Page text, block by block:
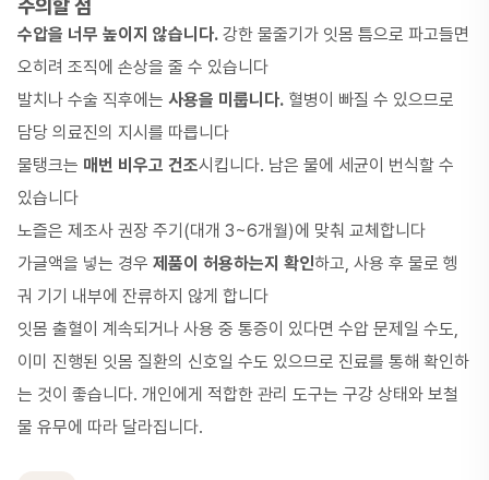
주의할 점
수압을 너무 높이지 않습니다. 강한 물줄기가 잇몸 틈으로 파고들면
오히려 조직에 손상을 줄 수 있습니다
발치나 수술 직후에는 사용을 미룹니다. 혈병이 빠질 수 있으므로
담당 의료진의 지시를 따릅니다
물탱크는 매번 비우고 건조시킵니다. 남은 물에 세균이 번식할 수
있습니다
노즐은 제조사 권장 주기(대개 3~6개월)에 맞춰 교체합니다
가글액을 넣는 경우 제품이 허용하는지 확인하고, 사용 후 물로 헹
궈 기기 내부에 잔류하지 않게 합니다
잇몸 출혈이 계속되거나 사용 중 통증이 있다면 수압 문제일 수도,
이미 진행된 잇몸 질환의 신호일 수도 있으므로 진료를 통해 확인하
는 것이 좋습니다. 개인에게 적합한 관리 도구는 구강 상태와 보철
물 유무에 따라 달라집니다.